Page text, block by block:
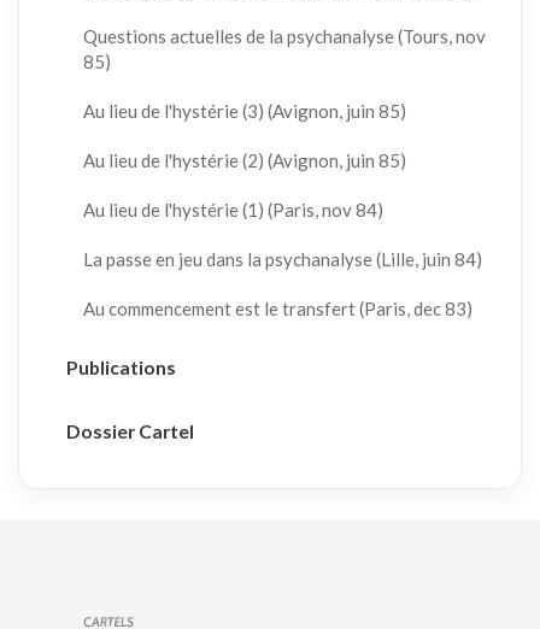
Questions actuelles de la psychanalyse (Tours, nov
85)
Au lieu de l'hystérie (3) (Avignon, juin 85)
Au lieu de l'hystérie (2) (Avignon, juin 85)
Au lieu de l'hystérie (1) (Paris, nov 84)
La passe en jeu dans la psychanalyse (Lille, juin 84)
Au commencement est le transfert (Paris, dec 83)
Publications
Dossier Cartel